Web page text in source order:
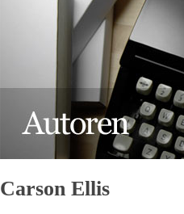
Carson Ellis